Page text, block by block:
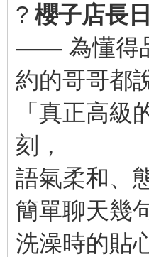
? 櫻子店長
—— 為懂得
約的哥哥都
「真正高
刻，
語氣柔和、
簡單聊天幾
洗澡時的貼